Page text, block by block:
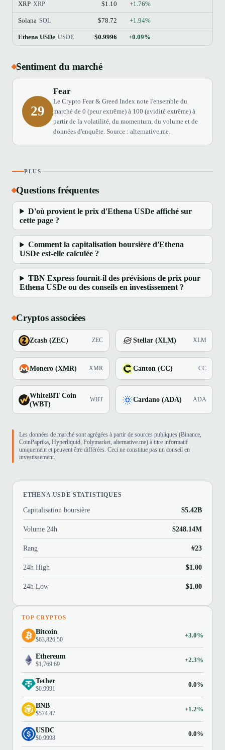
XRP XRP $1.10 +1.76%
Solana SOL $78.72 +1.94%
Ethena USDe USDE $0.9996 +0.09%
Sentiment du marché
29
Fear
Le Crypto Fear & Greed Index note l'ensemble du
marché de 0 (peur extrême) à 100 (avidité extrême) à
partir de la volatilité, du momentum, du volume et de
données d'enquête. Source : alternative.me.
PLUS
Questions fréquentes
D'où provient le prix d'Ethena USDe affiché sur
cette page ?
Comment la capitalisation boursière d'Ethena
USDe est-elle calculée ?
TBN Express fournit-il des prévisions de prix pour
Ethena USDe ou des conseils en investissement ?
Cryptos associées
Zcash (ZEC) ZEC Stellar (XLM) XLM
Monero (XMR) XMR Canton (CC) CC
WhiteBIT Coin
(WBT)
WBT Cardano (ADA) ADA
Les données de marché sont agrégées à partir de sources publiques (Binance,
CoinPaprika, Hyperliquid, Polymarket, alternative.me) à titre informatif
uniquement et peuvent être différées. Ceci ne constitue pas un conseil en
investissement.
ETHENA USDE STATISTIQUES
Capitalisation boursière $5.42B
Volume 24h $248.14M
Rang #23
24h High $1.00
24h Low $1.00
TOP CRYPTOS
Bitcoin
$63,826.50
+3.0%
Ethereum
$1,769.69
+2.3%
Tether
$0.9991
0.0%
BNB
$574.47
+1.2%
USDC
$0.9998
0.0%